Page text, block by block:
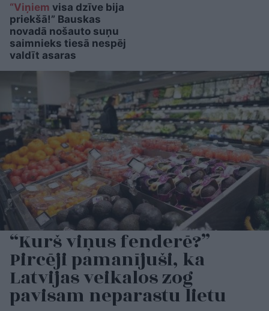
“Viņiem visa dzīve bija
priekšā!” Bauskas
novadā nošauto suņu
saimnieks tiesā nespēj
valdīt asaras
“Kurš viņus fenderē?”
Pircēji pamanījuši, ka
Latvijas veikalos zog
pavisam neparastu lietu